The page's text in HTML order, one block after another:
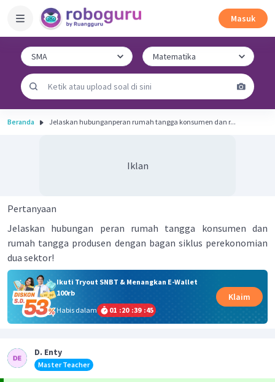
Masuk
Beranda Jelaskan hubunganperan rumah tangga konsumen dan r...
Iklan
Pertanyaan
Jelaskan hubungan peran rumah tangga konsumen dan
rumah tangga produsen dengan bagan siklus perekonomian
dua sektor!
Ikuti Tryout SNBT & Menangkan E-Wallet
100rb
Habis dalam
01 :20 :39 :44
Klaim
D. Enty
Master Teacher